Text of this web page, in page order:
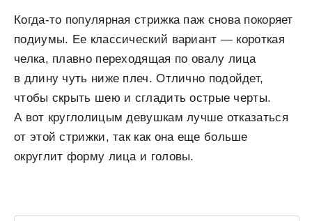
Когда-то популярная стрижка паж снова покоряет
подиумы. Ее классический вариант — короткая
челка, плавно переходящая по овалу лица
в длину чуть ниже плеч. Отлично подойдет,
чтобы скрыть шею и сгладить острые черты.
А вот круглолицым девушкам лучше отказаться
от этой стрижки, так как она еще больше
округлит форму лица и головы.